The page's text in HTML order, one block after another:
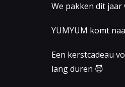
We pakken dit
YUMYUM komt
Een kerstcadeau
lang duren 😈